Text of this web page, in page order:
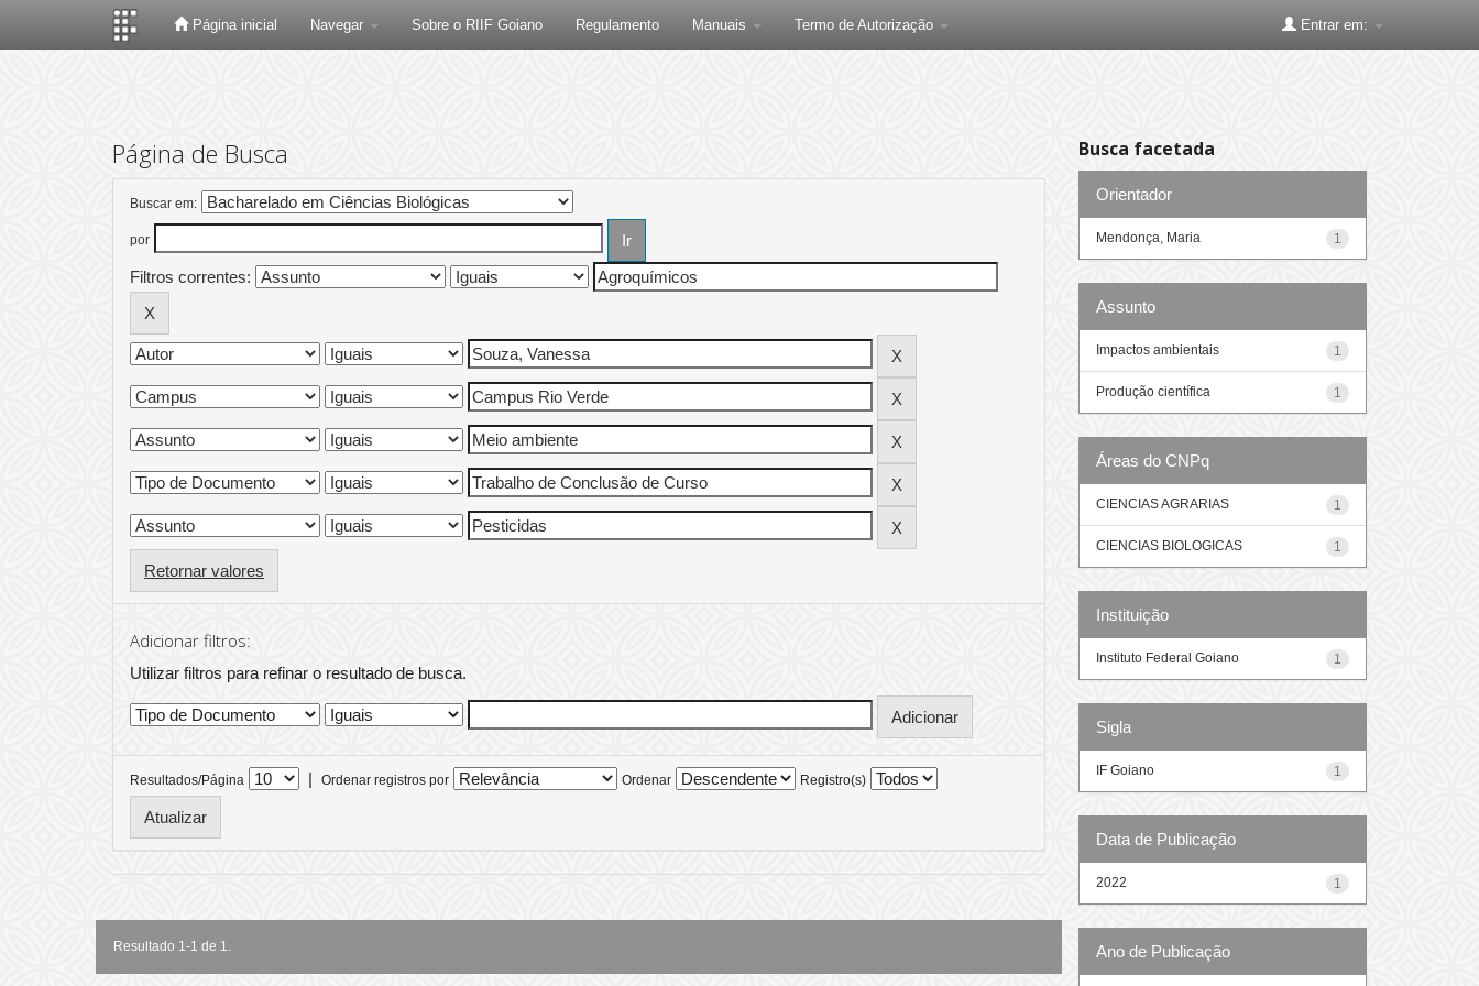
Página inicial Navegar Sobre o RIIF Goiano Regulamento Manuais Termo de Autorização Entrar em:
Página de Busca
Buscar em:
por
Filtros correntes:
Retornar valores
Adicionar filtros:
Utilizar filtros para refinar o resultado de busca.
Resultados/Página | Ordenar registros por Ordenar Registro(s)
Resultado 1-1 de 1.
Busca facetada
Orientador
1
Mendonça, Maria
Assunto
1
Impactos ambientais
1
Produção científica
Áreas do CNPq
1
CIENCIAS AGRARIAS
1
CIENCIAS BIOLOGICAS
Instituição
1
Instituto Federal Goiano
Sigla
1
IF Goiano
Data de Publicação
1
2022
Ano de Publicação